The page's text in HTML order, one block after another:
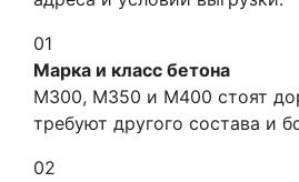
01
Марка и класс бетона
М300, М350 и М400 стоят
требуют другого состава и
02